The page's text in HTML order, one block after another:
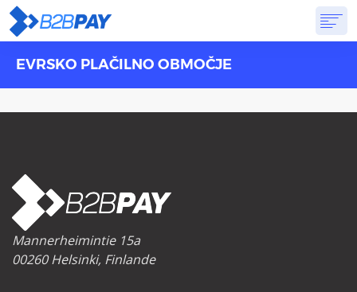
A PROPOS DESOLUTIONSBANQUE VIRTUELLETARIFS
EVRSKO PLAČILNO OBMOČJE
Mannerheimintie 15a
00260 Helsinki, Finlande